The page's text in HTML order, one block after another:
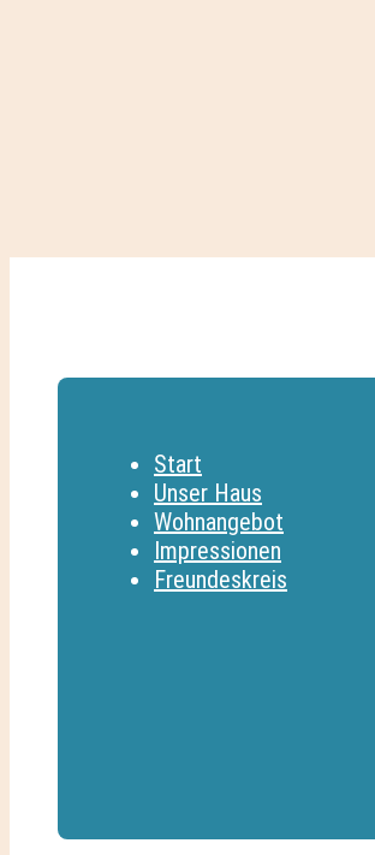
Start
Unser Haus
Wohnangebot
Impressionen
Freundeskreis